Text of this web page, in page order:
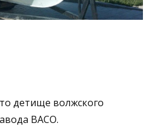
детище волжского
ВАСО.